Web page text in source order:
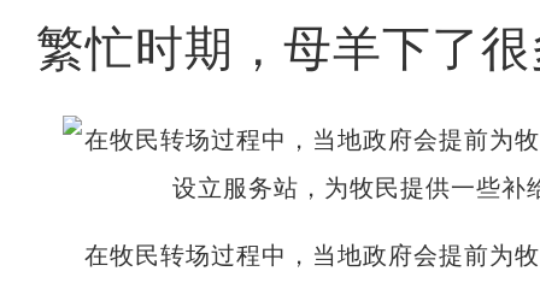
繁忙时期，母羊下了
在牧民转场过程中，当地政府会提前为